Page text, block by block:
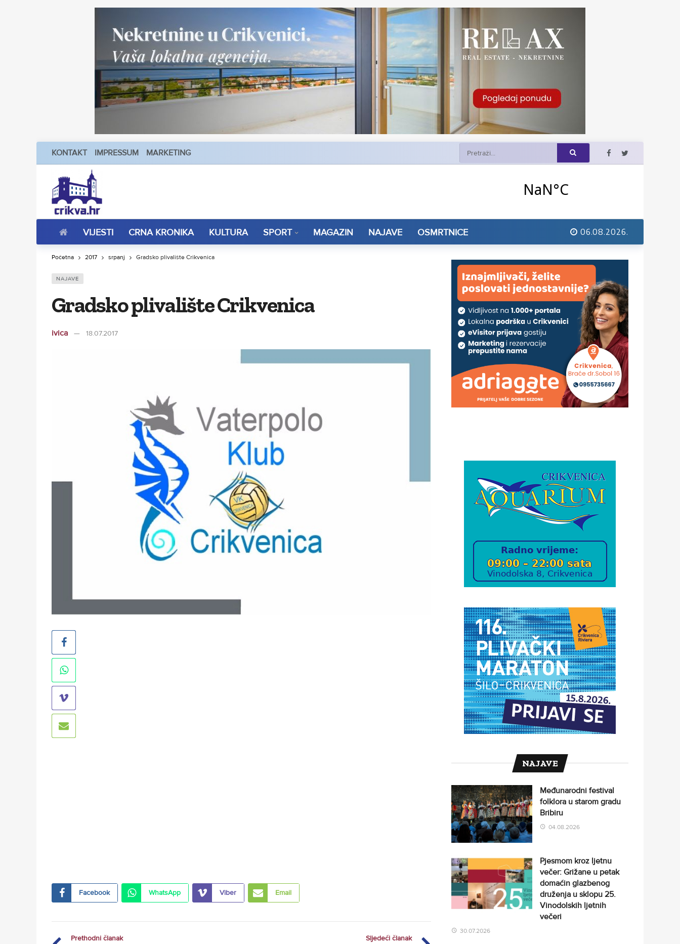
KONTAKT IMPRESSUM MARKETING
VIJESTI CRNA KRONIKA KULTURA SPORT MAGAZIN NAJAVE OSMRTNICE 06.08.2026.
Početna 2017 srpanj Gradsko plivalište Crikvenica
NAJAVE
Gradsko plivalište Crikvenica
ivica 18.07.2017
Facebook WhatsApp Viber Email
Prethodni članak Sljedeći članak
NAJAVE
Međunarodni festival
folklora u starom gradu
Bribiru
04.08.2026
Pjesmom kroz ljetnu
večer: Grižane u petak
domaćin glazbenog
druženja u sklopu 25.
Vinodolskih ljetnih
večeri
30.07.2026